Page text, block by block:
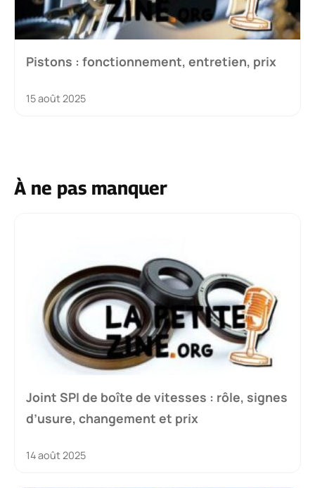
Pistons : fonctionnement, entretien, prix
15 août 2025
À ne pas manquer
Joint SPI de boîte de vitesses : rôle, signes
d’usure, changement et prix
14 août 2025